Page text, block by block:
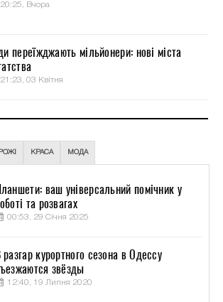
20:25, Вчора
переїжджають мільйонери: нові міста
21:23, 03 Квітня
КРАСА МОДА
ваш універсальний помічник у
та розвагах
00:53, 29 Січня 2025
разгар курортного сезона в Одессу
звёзды
12:40, 19 Липня 2020